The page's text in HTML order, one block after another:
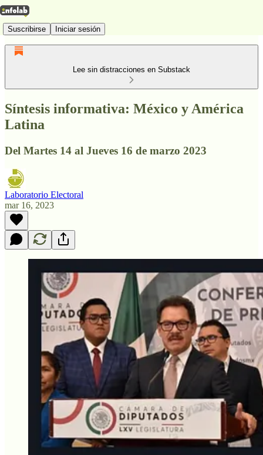
Suscribirse Iniciar sesión
Lee sin distracciones en Substack
Síntesis informativa: México y América
Latina
Del Martes 14 al Jueves 16 de marzo 2023
Laboratorio Electoral
mar 16, 2023